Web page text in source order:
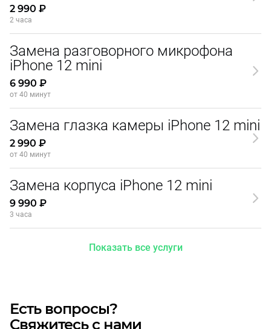
2 990 ₽
2 часа
Замена разговорного микрофона
iPhone 12 mini
6 990 ₽
от 40 минут
Замена глазка камеры iPhone 12 mini
2 990 ₽
от 40 минут
Замена корпуса iPhone 12 mini
9 990 ₽
3 часа
Показать все услуги
Есть вопросы?
Свяжитесь с нами